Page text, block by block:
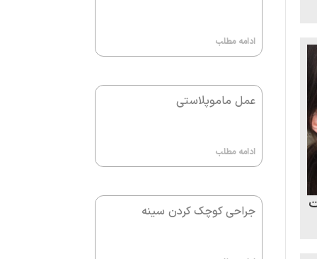
ادامه مطلب
عمل ماموپلاستی
ادامه مطلب
جراحی کوچک کردن سینه